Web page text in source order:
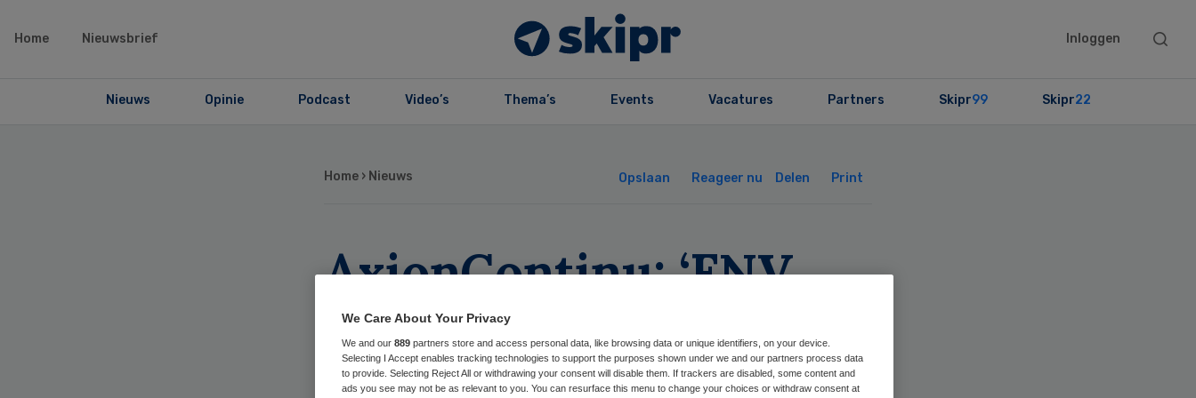
Home Nieuwsbrief Inloggen
Search
Nieuws Opinie Podcast Video’s Thema’s Events Vacatures Partners Skipr99 Skipr22
Home › Nieuws Opslaan Reageer nu Delen Print
AxionContinu: ‘FNV
boycot gesprek met
medewerkers’
We Care About Your Privacy
We and our 889 partners store and access personal data, like browsing data or unique identifiers, on your device.
Selecting I Accept enables tracking technologies to support the purposes shown under we and our partners process data
to provide. Selecting Reject All or withdrawing your consent will disable them. If trackers are disabled, some content and
ads you see may not be as relevant to you. You can resurface this menu to change your choices or withdraw consent at